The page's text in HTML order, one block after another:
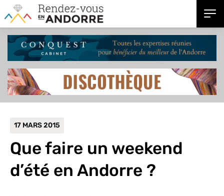
17 MARS 2015
Que faire un weekend
d’été en Andorre ?